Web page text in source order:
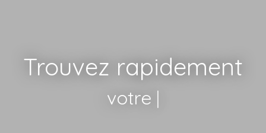
Trouvez rapidement
votre terrain